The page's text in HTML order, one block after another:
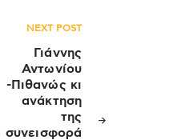
NEXT POST
Γιάννης
Αντωνίου
-Πιθανώς κι
ανάκτηση
της
συνεισφορά